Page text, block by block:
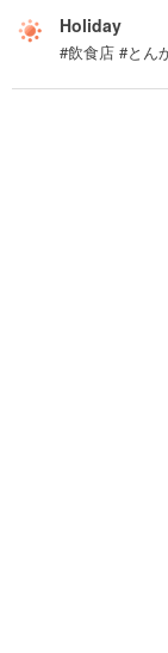
Holiday
#飲食店 #とん